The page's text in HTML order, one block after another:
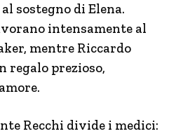
sostegno di Elena.
intensamente al
mentre Riccardo
regalo prezioso,
Recchi divide i medici: